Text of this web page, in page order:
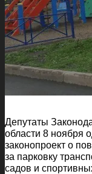
Депутаты
области 8 ноября
законопроект о
за парковку
садов и